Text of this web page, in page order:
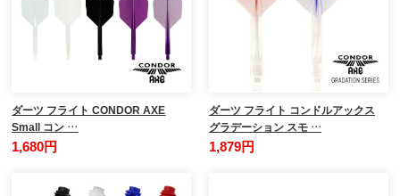
ダーツ フライト CONDOR AXE
Small コン …
1,680円
ダーツ フライト コンドルアックス
グラデーション スモ …
1,879円